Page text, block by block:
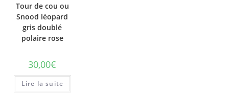
Tour de cou ou
Snood léopard
gris doublé
polaire rose
30,00€
Lire la suite